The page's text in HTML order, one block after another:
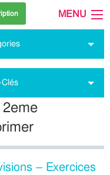
MENU
– Exercices